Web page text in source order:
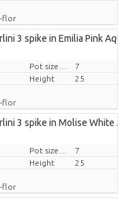
flor
3 spike in Emilia Pink Aquo
7
Height
25
flor
3 spike in Molise White
7
Height
25
flor